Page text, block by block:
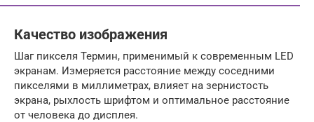
Качество изображения
Шаг пикселя Термин, применимый к современным LED
экранам. Измеряется расстояние между соседними
пикселями в миллиметрах, влияет на зернистость
экрана, рыхлость шрифтом и оптимальное расстояние
от человека до дисплея.